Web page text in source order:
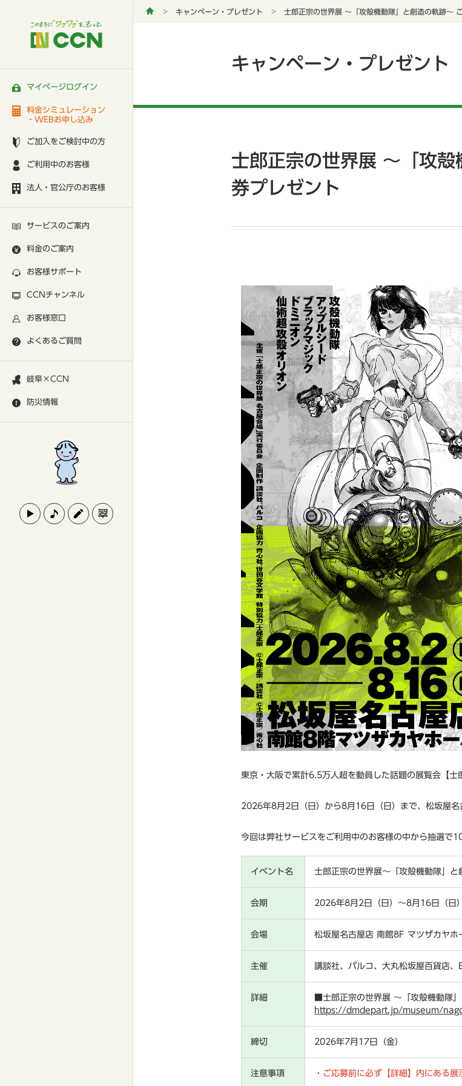
マイページログイン
料金シミュレーション
・WEBお申し込み
ご加入をご検討中の方
ご利用中のお客様
法人・官公庁のお客様
サービスのご案内
料金のご案内
お客様サポート
CCNチャンネル
お客様窓口
よくあるご質問
岐阜×CCN
防災情報
キャンペーン・プレゼント 士郎正宗の世界展 〜「攻殻機動隊」と創造の軌跡〜
キャンペーン・プレゼント
士郎正宗の世界展 〜「攻
券プレゼント
東京・大阪で累計6.5万人超を動員した話題の展覧会【士
2026年8月2日（日）から8月16日（日）まで、松坂屋名
今回は弊社サービスをご利用中のお客様の中から抽選で
イベント名 士郎正宗の世界展〜「攻殻機動隊」と
会期 2026年8月2日（日）～8月16日（日）​
会場 松坂屋名古屋店 南館8F マツザカヤホ
主催 講談社、パルコ、大丸松坂屋百貨店
詳細
■士郎正宗の世界展 〜「攻殻機動隊
https://dmdepart.jp/museum/
締切 2026年7月17日（金）
注意事項 ・ご応募前に必ず【詳細】内にある展